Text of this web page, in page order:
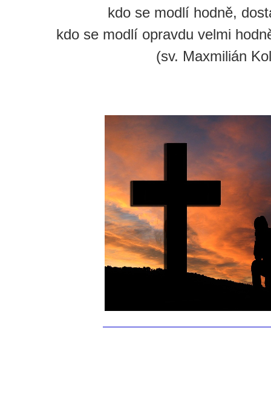
kdo se modlí hodně,
kdo se modlí opravdu velmi
(sv. Maxmilián